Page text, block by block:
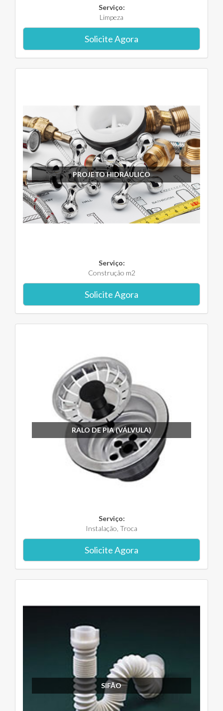
Serviço:
Limpeza
Solicite Agora
PROJETO HIDRÁULICO
Serviço:
Construção m2
Solicite Agora
RALO DE PIA (VÁLVULA)
Serviço:
Instalação, Troca
Solicite Agora
SIFÃO